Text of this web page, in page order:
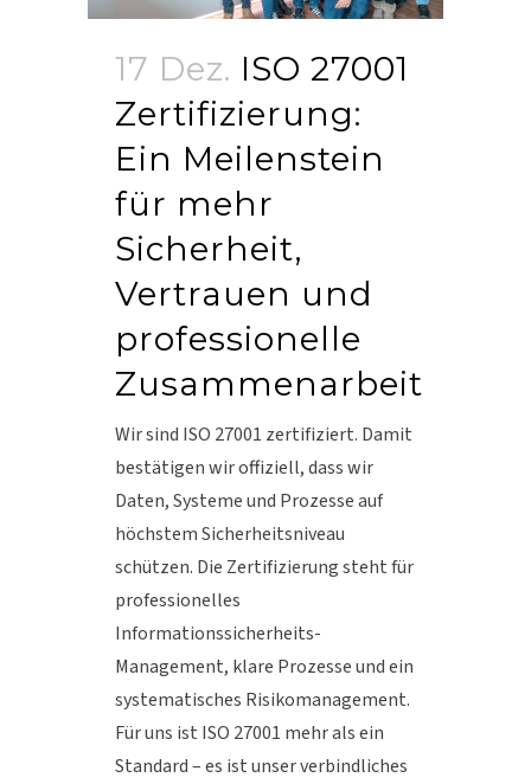
17 Dez. ISO 27001
Zertifizierung:
Ein Meilenstein
für mehr
Sicherheit,
Vertrauen und
professionelle
Zusammenarbeit
Wir sind ISO 27001 zertifiziert. Damit
bestätigen wir offiziell, dass wir
Daten, Systeme und Prozesse auf
höchstem Sicherheitsniveau
schützen. Die Zertifizierung steht für
professionelles
Informationssicherheits-
Management, klare Prozesse und ein
systematisches Risikomanagement.
Für uns ist ISO 27001 mehr als ein
Standard – es ist unser verbindliches